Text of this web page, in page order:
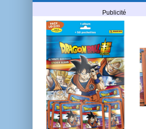
Publicité